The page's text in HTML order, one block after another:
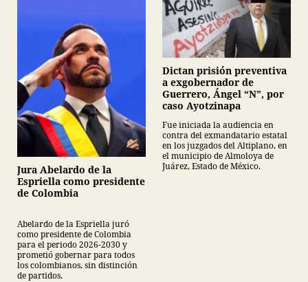
Jura Abelardo de la
Espriella como presidente
de Colombia
Abelardo de la Espriella juró
como presidente de Colombia
para el periodo 2026-2030 y
prometió gobernar para todos
los colombianos, sin distinción
de partidos.
Dictan prisión preventiva
a exgobernador de
Guerrero, Ángel “N”, por
caso Ayotzinapa
Fue iniciada la audiencia en
contra del exmandatario estatal
en los juzgados del Altiplano, en
el municipio de Almoloya de
Juárez, Estado de México.